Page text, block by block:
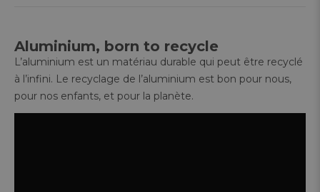
Aluminium, born to recycle
L’aluminium est un matériau durable qui peut être recyclé
à l’infini. Le recyclage de l’aluminium est bon pour nous,
pour nos enfants, et pour la planète.